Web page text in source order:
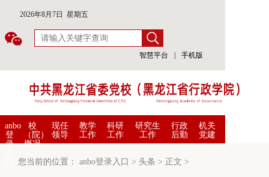
2026年8月7日 星期五
智慧平台 手机版
anbo
登
录
校
（院）
概况
现任
领导
教学
工作
科研
工作
研究生
工作
行政
后勤
机关
党建
您当前的位置： anbo登录入口 > 头条 > 正文 >